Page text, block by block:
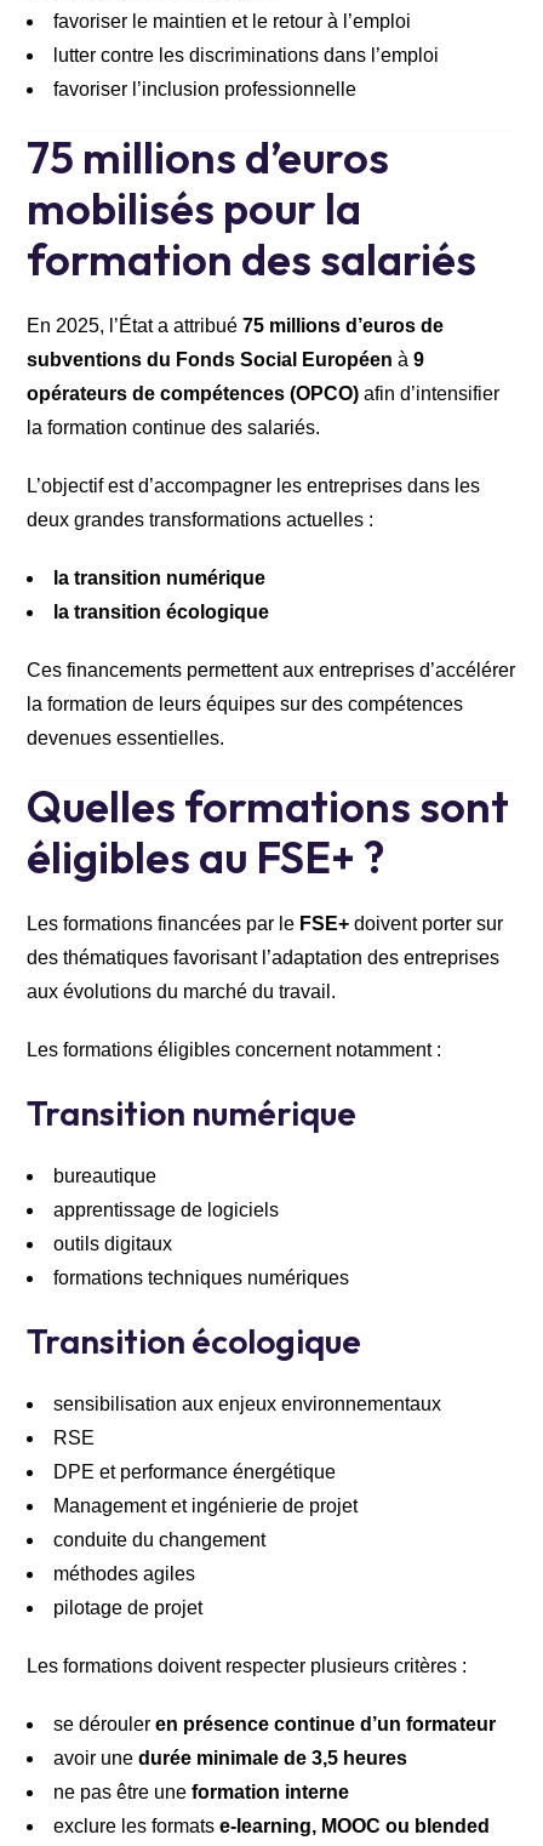
favoriser le maintien et le retour à l’emploi
lutter contre les discriminations dans l’emploi
favoriser l’inclusion professionnelle
75 millions d’euros
mobilisés pour la
formation des salariés
En 2025, l’État a attribué 75 millions d’euros de
subventions du Fonds Social Européen à 9
opérateurs de compétences (OPCO) afin d’intensifier
la formation continue des salariés.
L’objectif est d’accompagner les entreprises dans les
deux grandes transformations actuelles :
la transition numérique
la transition écologique
Ces financements permettent aux entreprises d’accélérer
la formation de leurs équipes sur des compétences
devenues essentielles.
Quelles formations sont
éligibles au FSE+ ?
Les formations financées par le FSE+ doivent porter sur
des thématiques favorisant l’adaptation des entreprises
aux évolutions du marché du travail.
Les formations éligibles concernent notamment :
Transition numérique
bureautique
apprentissage de logiciels
outils digitaux
formations techniques numériques
Transition écologique
sensibilisation aux enjeux environnementaux
RSE
DPE et performance énergétique
Management et ingénierie de projet
conduite du changement
méthodes agiles
pilotage de projet
Les formations doivent respecter plusieurs critères :
se dérouler en présence continue d’un formateur
avoir une durée minimale de 3,5 heures
ne pas être une formation interne
exclure les formats e-learning, MOOC ou blended